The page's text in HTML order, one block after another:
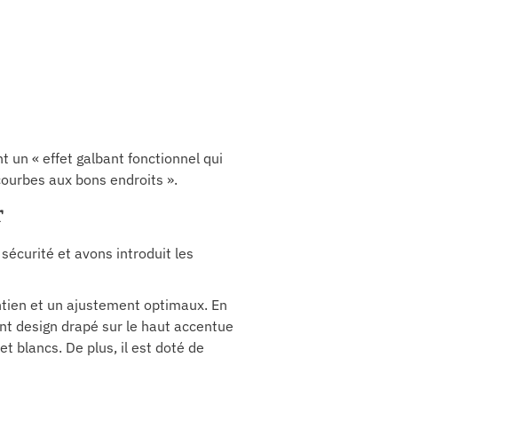
un « effet galbant fonctionnel qui
aux bons endroits ».
et avons introduit les
et un ajustement optimaux. En
design drapé sur le haut accentue
blancs. De plus, il est doté de